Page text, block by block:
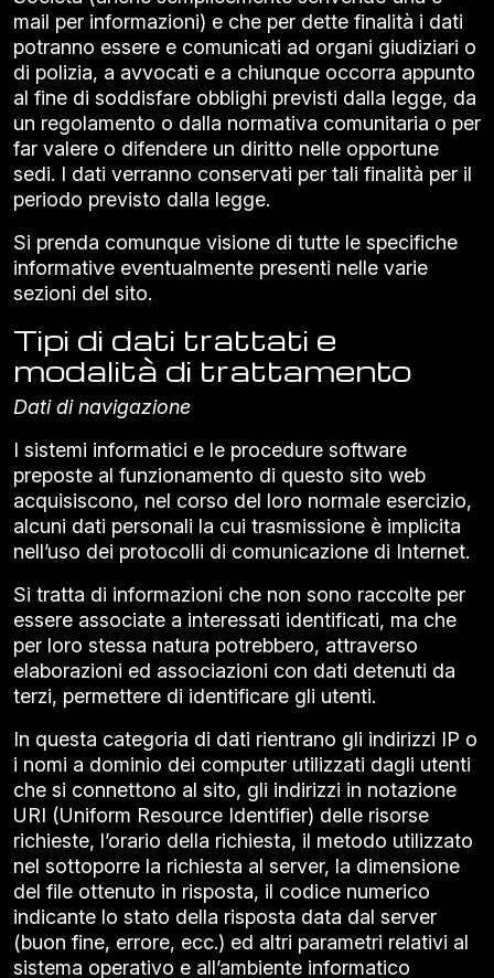
mail per informazioni) e che per dette finalità i dati
potranno essere e comunicati ad organi giudiziari o
di polizia, a avvocati e a chiunque occorra appunto
al fine di soddisfare obblighi previsti dalla legge, da
un regolamento o dalla normativa comunitaria o per
far valere o difendere un diritto nelle opportune
sedi. I dati verranno conservati per tali finalità per il
periodo previsto dalla legge.
Si prenda comunque visione di tutte le specifiche
informative eventualmente presenti nelle varie
sezioni del sito.
Tipi di dati trattati e
modalità di trattamento
Dati di navigazione
I sistemi informatici e le procedure software
preposte al funzionamento di questo sito web
acquisiscono, nel corso del loro normale esercizio,
alcuni dati personali la cui trasmissione è implicita
nell’uso dei protocolli di comunicazione di Internet.
Si tratta di informazioni che non sono raccolte per
essere associate a interessati identificati, ma che
per loro stessa natura potrebbero, attraverso
elaborazioni ed associazioni con dati detenuti da
terzi, permettere di identificare gli utenti.
In questa categoria di dati rientrano gli indirizzi IP o
i nomi a dominio dei computer utilizzati dagli utenti
che si connettono al sito, gli indirizzi in notazione
URI (Uniform Resource Identifier) delle risorse
richieste, l’orario della richiesta, il metodo utilizzato
nel sottoporre la richiesta al server, la dimensione
del file ottenuto in risposta, il codice numerico
indicante lo stato della risposta data dal server
(buon fine, errore, ecc.) ed altri parametri relativi al
sistema operativo e all’ambiente informatico